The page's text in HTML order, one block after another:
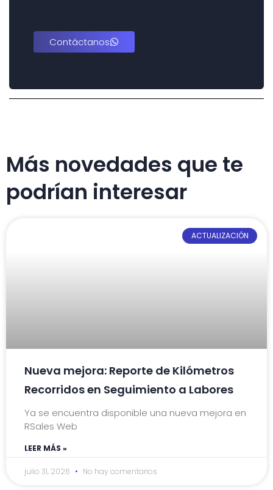
Contáctanos
Más novedades que te
podrían interesar
ACTUALIZACIÓN
Nueva mejora: Reporte de Kilómetros
Recorridos en Seguimiento a Labores
Ya se encuentra disponible una nueva mejora en
RSales Web
LEER MÁS »
julio 31, 2026 No hay comentarios